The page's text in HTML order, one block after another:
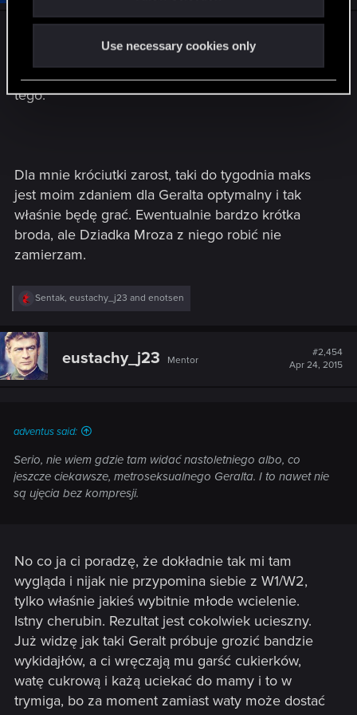
Use necessary cookies only
ogolony, jakoś na modelu z W1 wyglądało to
nieźle, tutaj jest mocno zabawne. Coś w stylu
tego:
Dla mnie króciutki zarost, taki do tygodnia maks
jest moim zdaniem dla Geralta optymalny i tak
właśnie będę grać. Ewentualnie bardzo krótka
broda, ale Dziadka Mroza z niego robić nie
zamierzam.
R
e
c
t
i
o
Sentak, eustachy_j23 and enotsen
eustachy_j23 Mentor
#2,454
Apr 24, 2015
adventus said:
Serio, nie wiem gdzie tam widać nastoletniego albo, co
jeszcze ciekawsze, metroseksualnego Geralta. I to nawet nie
są ujęcia bez kompresji.
No co ja ci poradzę, że dokładnie tak mi tam
wygląda i nijak nie przypomina siebie z W1/W2,
tylko właśnie jakieś wybitnie młode wcielenie.
Istny cherubin. Rezultat jest cokolwiek ucieszny.
Już widzę jak taki Geralt próbuje grozić bandzie
wykidajłów, a ci wręczają mu garść cukierków,
watę cukrową i każą uciekać do mamy i to w
trymiga, bo za moment zamiast waty może dostać